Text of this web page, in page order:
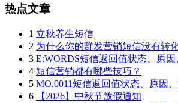
热点文章
1 立秋养生短信
2 为什么你的群发营销短信没有转
3 E:WORDS短信返回值状态、原
4 短信营销都有哪些技巧？
5 MO.0011短信返回值状态、原因
6
【2026】中秋节放假通知